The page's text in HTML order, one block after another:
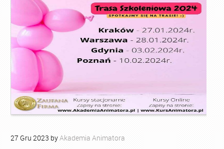
27 Gru 2023 byAkademia Animatora